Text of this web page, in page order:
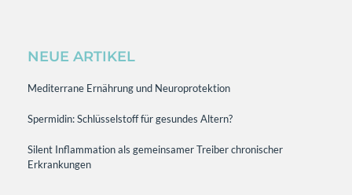
NEUE ARTIKEL
Mediterrane Ernährung und Neuroprotektion
Spermidin: Schlüsselstoff für gesundes Altern?
Silent Inflammation als gemeinsamer Treiber chronischer
Erkrankungen